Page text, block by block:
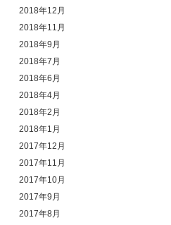
2018年12月
2018年11月
2018年9月
2018年7月
2018年6月
2018年4月
2018年2月
2018年1月
2017年12月
2017年11月
2017年10月
2017年9月
2017年8月